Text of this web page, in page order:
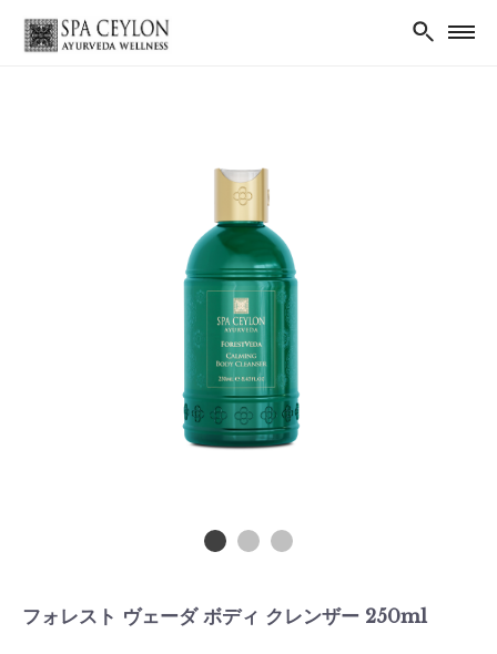
フォレスト ヴェーダ ボディ クレンザー 250ml